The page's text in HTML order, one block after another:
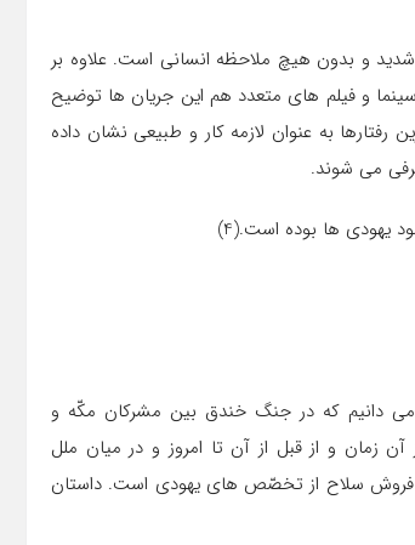
شديد و بدون هيچ ملاحظه انساني است. علاوه بر
و فيلم های متعدد هم اين جريان ها توضيح
به عنوان لازمه كار و طبيعي نشان داده
می شوند.
يهودي ها بوده است.(4)
می دانيم كه در جنگ خندق بين مشركان مكّه و
آن زمان و از قبل از آن تا امروز و در ميان ملل
فروش سلاح از تخصّص های يهودي است. داستان